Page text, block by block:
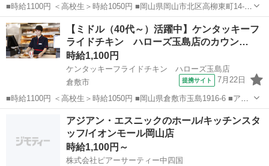
■時給1100円 ＜高校生＞時給1050円 ■岡山県岡山市北区高柳東町14-22
■アルバイト、パート ■未経験歓迎、高校生OK、フリーター歓迎、ミ
ドル（40代～）活躍中、エルダー（50代～）活躍中、シニア（60代
～）活躍中...
岡山 岡山市 ファーストフード
【ミドル（40代～）活躍中】ケンタッキーフ
ライドチキン ハローズ玉島店のカウン…
時給1,100円
ケンタッキーフライドチキン ハローズ玉島店
倉敷市
提携サイト 7月22日
■時給1100円 ＜高校生＞時給1050円 ■岡山県倉敷市玉島1916-6 ■アル
バイト、パート ■未経験歓迎、高校生OK、フリーター歓迎、ミドル
（40代～）活躍中、エルダー（50代～）活躍中、シニア（60代～）活
躍中、ボー...
アジアン・エスニックのホール/キッチンスタ
ッフ/イオンモール岡山店
時給1,100円～
株式会社ピアーサーティー中四国